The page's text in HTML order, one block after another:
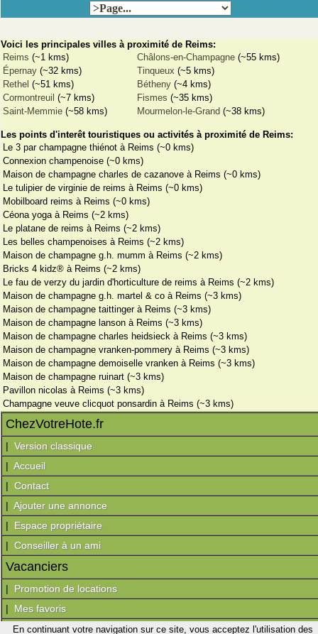
Voici les principales villes à proximité de Reims:
Reims (~1 kms) Châlons-en-Champagne (~55 kms)
Épernay (~32 kms) Tinqueux (~5 kms)
Rethel (~51 kms) Bétheny (~4 kms)
Cormontreuil (~7 kms) Fismes (~35 kms)
Saint-Memmie (~58 kms) Mourmelon-le-Grand (~38 kms)
Les points d'interêt touristiques ou activités à proximité de Reims:
Le 3 par champagne thiénot à Reims (~0 kms)
Connexion champenoise (~0 kms)
Maison de champagne charles de cazanove à Reims (~0 kms)
Le tulipier de virginie de reims à Reims (~0 kms)
Mobilboard reims à Reims (~0 kms)
Céona yoga à Reims (~2 kms)
Le platane de reims à Reims (~2 kms)
Les belles champenoises à Reims (~2 kms)
Maison de champagne g.h. mumm à Reims (~2 kms)
Bricks 4 kidz® à Reims (~2 kms)
Le fau de verzy du jardin d'horticulture de reims à Reims (~2 kms)
Maison de champagne g.h. martel & co à Reims (~3 kms)
Maison de champagne taittinger à Reims (~3 kms)
Maison de champagne lanson à Reims (~3 kms)
Maison de champagne charles heidsieck à Reims (~3 kms)
Maison de champagne vranken-pommery à Reims (~3 kms)
Maison de champagne demoiselle vranken à Reims (~3 kms)
Maison de champagne ruinart (~3 kms)
Pavillon nicolas à Reims (~3 kms)
Champagne veuve clicquot ponsardin à Reims (~3 kms)
ChezVotreHote.fr
| Version classique
| Accueil
| Contact
| Ajouter une annonce
| Espace propriétaire
| Conseiller à un ami
Vacanciers
| Promotion de locations
| Mes favoris
En continuant votre navigation sur ce site, vous acceptez l'utilisation des